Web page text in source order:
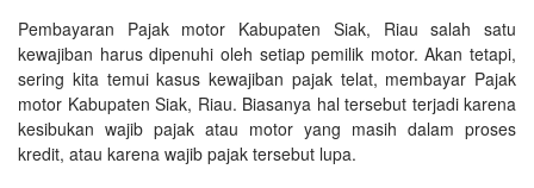
Pembayaran Pajak motor Kabupaten Siak, Riau salah satu
kewajiban harus dipenuhi oleh setiap pemilik motor. Akan tetapi,
sering kita temui kasus kewajiban pajak telat, membayar Pajak
motor Kabupaten Siak, Riau. Biasanya hal tersebut terjadi karena
kesibukan wajib pajak atau motor yang masih dalam proses
kredit, atau karena wajib pajak tersebut lupa.